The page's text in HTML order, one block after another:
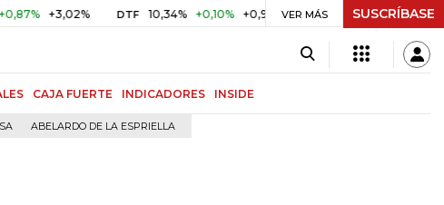
DTF 10,34% +0,10% +0,98% UVR $ 416,91 +$ 0,05 +0,01%
VER MÁS SUSCRÍBASE
CAJA FUERTE INDICADORES INSIDE
ABELARDO DE LA ESPRIELLA